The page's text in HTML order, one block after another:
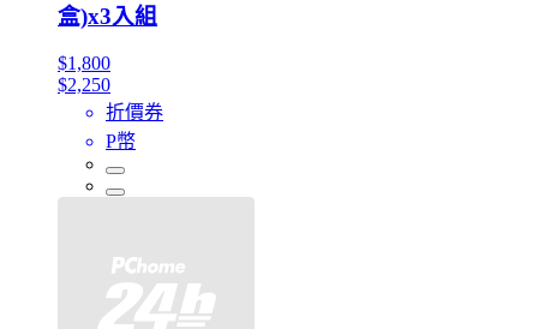
盒)x3入組
$1,800
$2,250
折價券
P幣